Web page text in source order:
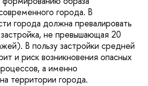
города. В
города должна превалировать
не превышающая 20
В пользу застройки средней
и риск возникновения опасных
а именно
территории города.